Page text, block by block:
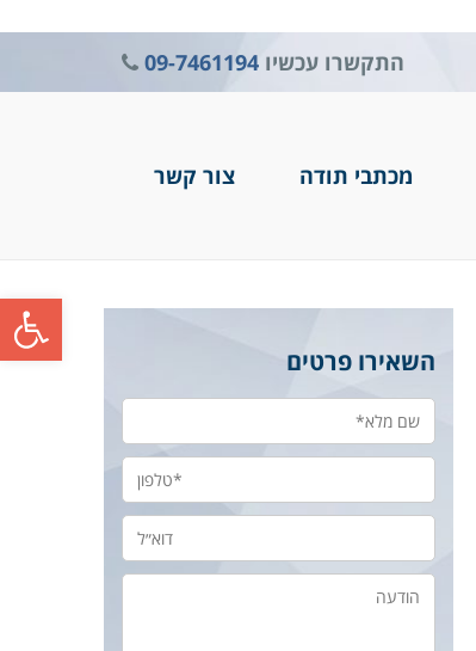
פתח
התקשרו עכשיו 09-7461194
מכתבי תודה צור קשר
השאירו פרטים